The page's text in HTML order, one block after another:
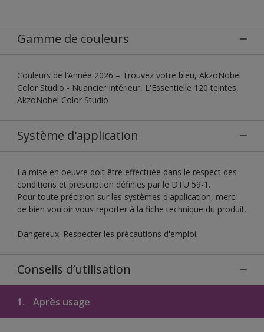
Gamme de couleurs
Couleurs de l’Année 2026 – Trouvez votre bleu, AkzoNobel
Color Studio - Nuancier Intérieur, L'Essentielle 120 teintes,
AkzoNobel Color Studio
Système d'application
La mise en oeuvre doit être effectuée dans le respect des
conditions et prescription définies par le DTU 59-1.
Pour toute précision sur les systèmes d'application, merci
de bien vouloir vous reporter à la fiche technique du produit.
Dangereux. Respecter les précautions d'emploi.
Conseils d’utilisation
1. Après usage